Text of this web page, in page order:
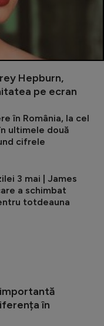
Hepburn,
pe ecran
în România, la cel
ultimele două
cifrele
3 mai | James
a schimbat
totdeauna
în